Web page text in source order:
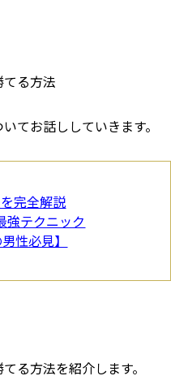
る方法
いてお話ししていきます。
完全解説
強テクニック
性必見】
る方法を紹介します。